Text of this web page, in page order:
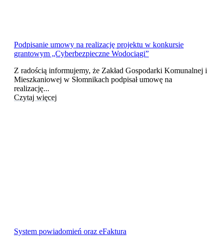
Podpisanie umowy na realizację projektu w konkursie
grantowym „Cyberbezpieczne Wodociągi”
Z radością informujemy, że Zakład Gospodarki Komunalnej i
Mieszkaniowej w Słomnikach podpisał umowę na
realizację...
Czytaj więcej
System powiadomień oraz eFaktura